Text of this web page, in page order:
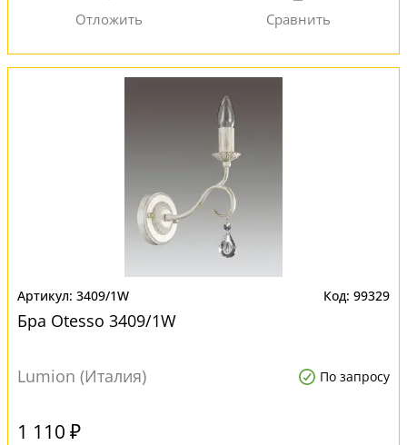
3409/1W 99329
Бра Otesso 3409/1W
Lumion (Италия) По запросу
1 110 ₽